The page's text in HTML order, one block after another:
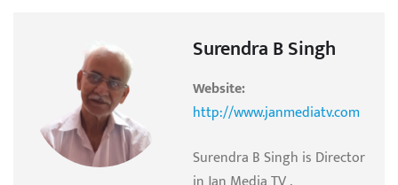
Surendra B Singh
Website:
http://www.janmediatv.com
Surendra B Singh is Director